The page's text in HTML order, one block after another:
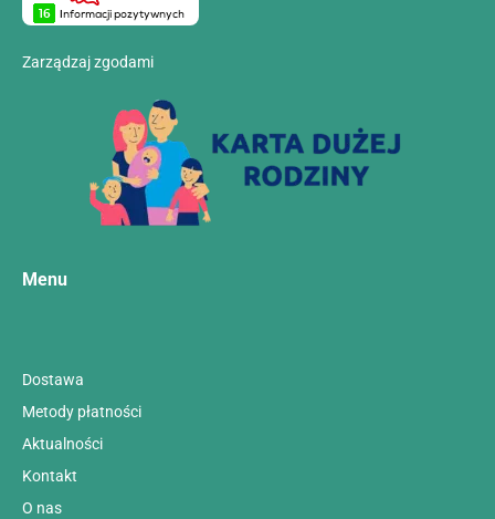
Zarządzaj zgodami
Menu
Dostawa
Metody płatności
Aktualności
Kontakt
O nas